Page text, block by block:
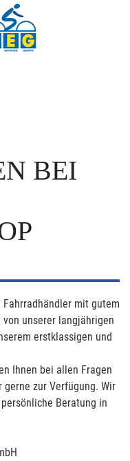
BEI
mit gutem
unserer langjährigen
erstklassigen und
Ihnen bei allen Fragen
gerne zur Verfügung. Wir
Beratung in